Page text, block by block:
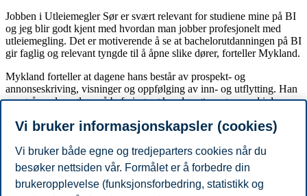
Jobben i Utleiemegler Sør er svært relevant for studiene mine på BI
og jeg blir godt kjent med hvordan man jobber profesjonelt med
utleiemegling. Det er motiverende å se at bachelorutdanningen på BI
gir faglig og relevant tyngde til å åpne slike dører, forteller Mykland.
Mykland forteller at dagene hans består av prospekt- og
annonseskriving, visninger og oppfølging av inn- og utflytting. Han
er også med meglere på befaring og kundemøter og er med i den
- Mitt beste tips til andre studenter for å få relevant jobb tidlig, er å
ikke være redd for å sende ut jobbsøknader selv om man kanskje
ikke er kvalifisert. Det handler om å vise engasjement og vise at man
har lyst til å lære. Gjør man dette tror jeg det finnes mange
muligheter, sier Mykland.
Vi bruker informasjonskapsler (cookies)
Vi bruker både egne og tredjeparters cookies når du
besøker nettsiden vår. Formålet er å forbedre din
brukeropplevelse (funksjonsforbedring, statistikk og